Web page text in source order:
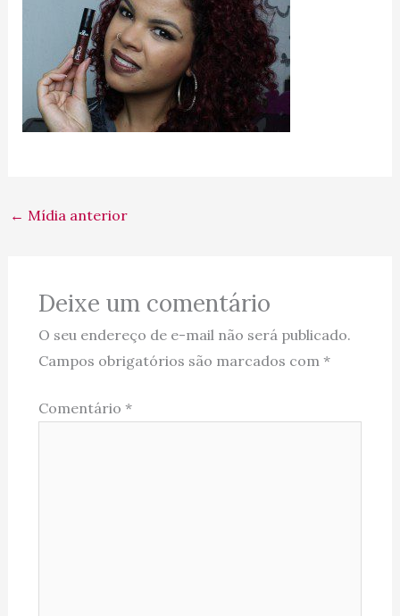
← Mídia anterior
Deixe um comentário
O seu endereço de e-mail não será publicado.
Campos obrigatórios são marcados com *
Comentário *